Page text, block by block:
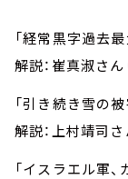
「経常黒字過去最
解説：崔真淑さん
「引き続き雪の被
解説：上村靖司
「イスラエル軍